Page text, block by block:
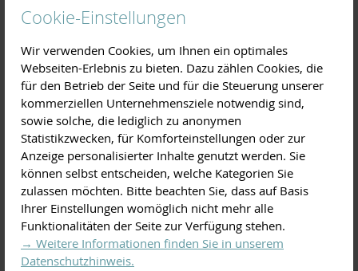
Cookie-Einstellungen
Wir verwenden Cookies, um Ihnen ein optimales
Webseiten-Erlebnis zu bieten. Dazu zählen Cookies, die
für den Betrieb der Seite und für die Steuerung unserer
kommerziellen Unternehmensziele notwendig sind,
sowie solche, die lediglich zu anonymen
Statistikzwecken, für Komforteinstellungen oder zur
Anzeige personalisierter Inhalte genutzt werden. Sie
können selbst entscheiden, welche Kategorien Sie
zulassen möchten. Bitte beachten Sie, dass auf Basis
Ihrer Einstellungen womöglich nicht mehr alle
Funktionalitäten der Seite zur Verfügung stehen.
→ Weitere Informationen finden Sie in unserem
Datenschutzhinweis.
13.10.2021
"Zertifizierter Landschaftsobstbaumpfleger" sind noch
wenige Plätze frei!
Kursteilnehmer in der
Praxis
Während die
Kursteilnehmer 2020/21 in
diesen Wochen ihre
Abschlussprüfung
absolvieren, beginnt schon
der neue Lehrgang
2021/22 zum
"Zertifizierten